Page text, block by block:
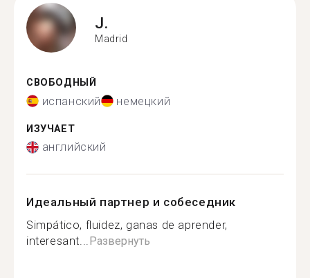
J.
Madrid
СВОБОДНЫЙ
испанский немецкий
ИЗУЧАЕТ
английский
Идеальный партнер и собеседник
Simpático, fluidez, ganas de aprender,
interesant...Развернуть